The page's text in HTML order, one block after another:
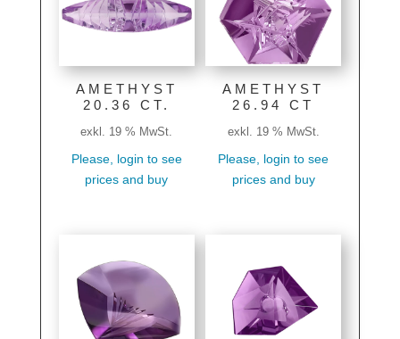
AMETHYST
20.36 CT.
exkl. 19 % MwSt.
Please, login to see
prices and buy
AMETHYST
26.94 CT
exkl. 19 % MwSt.
Please, login to see
prices and buy